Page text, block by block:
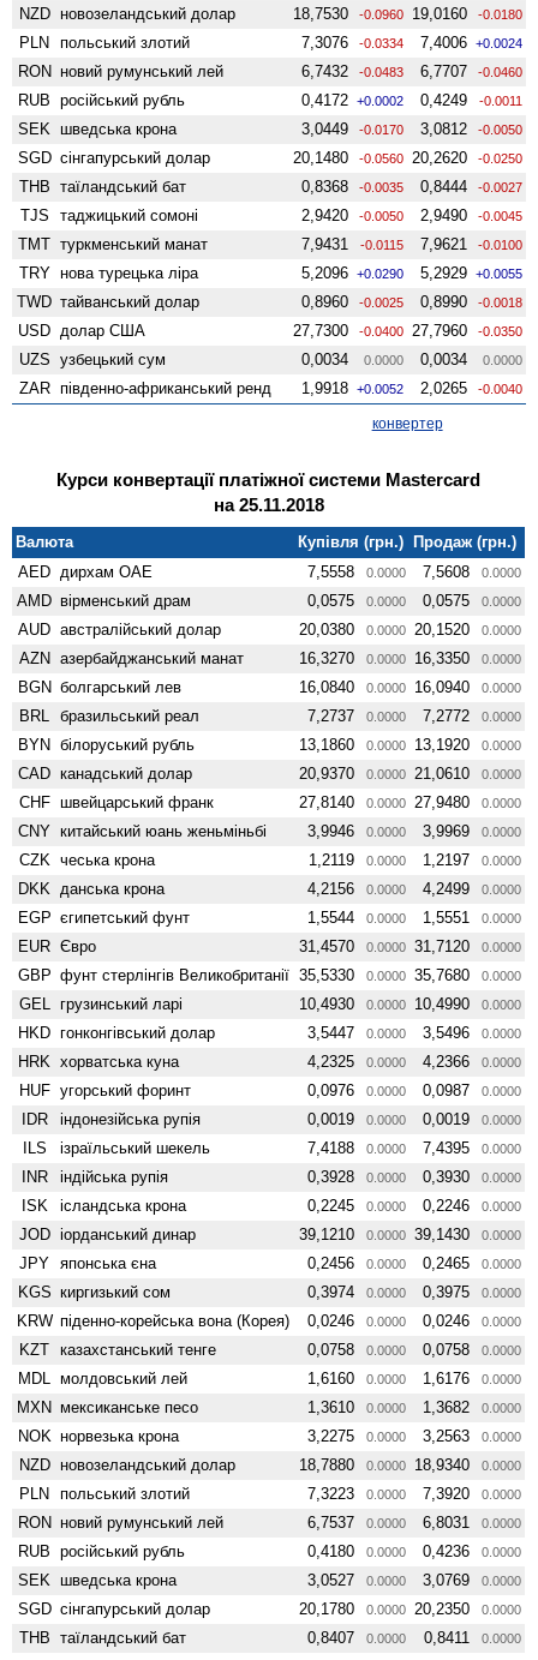
NZD ново­зеландський долар 18,7530 -0.0960 19,0160 -0.0180
PLN польський злотий 7,3076 -0.0334 7,4006 +0.0024
RON новий румунський лей 6,7432 -0.0483 6,7707 -0.0460
RUB російський рубль 0,4172 +0.0002 0,4249 -0.0011
SEK шведська крона 3,0449 -0.0170 3,0812 -0.0050
SGD сінгапурський долар 20,1480 -0.0560 20,2620 -0.0250
THB таїландський бат 0,8368 -0.0035 0,8444 -0.0027
TJS таджицький сомоні 2,9420 -0.0050 2,9490 -0.0045
TMT туркменський манат 7,9431 -0.0115 7,9621 -0.0100
TRY нова турецька ліра 5,2096 +0.0290 5,2929 +0.0055
TWD тайванський долар 0,8960 -0.0025 0,8990 -0.0018
USD долар США 27,7300 -0.0400 27,7960 -0.0350
UZS узбецький сум 0,0034 0.0000 0,0034 0.0000
ZAR південно-африканський ренд 1,9918 +0.0052 2,0265 -0.0040
конвертер
Курси конвертації платіжної системи Mastercard
на 25.11.2018
Валюта Купівля (грн.)
Продаж (грн.)
AED дирхам ОАЕ 7,5558 0.0000 7,5608 0.0000
AMD вiрменський драм 0,0575 0.0000 0,0575 0.0000
AUD австралійський долар 20,0380 0.0000 20,1520 0.0000
AZN азербайджанський манат 16,3270 0.0000 16,3350 0.0000
BGN болгарський лев 16,0840 0.0000 16,0940 0.0000
BRL бразильський реал 7,2737 0.0000 7,2772 0.0000
BYN білоруський рубль 13,1860 0.0000 13,1920 0.0000
CAD канадський долар 20,9370 0.0000 21,0610 0.0000
CHF швейцарський франк 27,8140 0.0000 27,9480 0.0000
CNY китайський юань женьмiньбi 3,9946 0.0000 3,9969 0.0000
CZK чеська крона 1,2119 0.0000 1,2197 0.0000
DKK данська крона 4,2156 0.0000 4,2499 0.0000
EGP єгипетський фунт 1,5544 0.0000 1,5551 0.0000
EUR Євро 31,4570 0.0000 31,7120 0.0000
GBP фунт стерлінгів Велико­британії 35,5330 0.0000 35,7680 0.0000
GEL грузинський ларі 10,4930 0.0000 10,4990 0.0000
HKD гонконгівський долар 3,5447 0.0000 3,5496 0.0000
HRK хорватська куна 4,2325 0.0000 4,2366 0.0000
HUF угорський форинт 0,0976 0.0000 0,0987 0.0000
IDR індонезійська рупія 0,0019 0.0000 0,0019 0.0000
ILS ізраїльський шекель 7,4188 0.0000 7,4395 0.0000
INR індійська рупія 0,3928 0.0000 0,3930 0.0000
ISK ісландська крона 0,2245 0.0000 0,2246 0.0000
JOD іорданський динар 39,1210 0.0000 39,1430 0.0000
JPY японська єна 0,2456 0.0000 0,2465 0.0000
KGS киргизький сом 0,3974 0.0000 0,3975 0.0000
KRW піденно-корейська вона (Корея) 0,0246 0.0000 0,0246 0.0000
KZT казахстанський тенге 0,0758 0.0000 0,0758 0.0000
MDL молдовський лей 1,6160 0.0000 1,6176 0.0000
MXN мексиканське песо 1,3610 0.0000 1,3682 0.0000
NOK норвезька крона 3,2275 0.0000 3,2563 0.0000
NZD ново­зеландський долар 18,7880 0.0000 18,9340 0.0000
PLN польський злотий 7,3223 0.0000 7,3920 0.0000
RON новий румунський лей 6,7537 0.0000 6,8031 0.0000
RUB російський рубль 0,4180 0.0000 0,4236 0.0000
SEK шведська крона 3,0527 0.0000 3,0769 0.0000
SGD сінгапурський долар 20,1780 0.0000 20,2350 0.0000
THB таїландський бат 0,8407 0.0000 0,8411 0.0000